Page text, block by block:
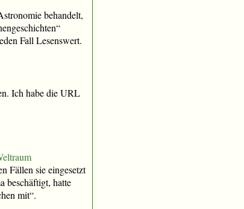
behandelt,
Fall Lesenswert.
Ich habe die URL
Fällen sie eingesetzt
beschäftigt, hatte
mit“.